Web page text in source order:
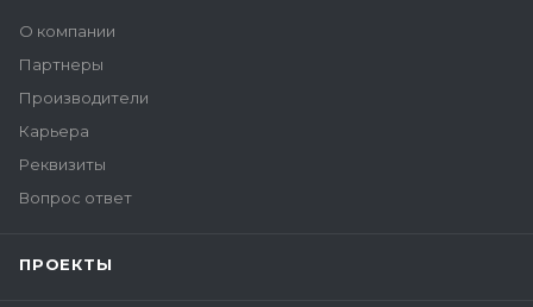
О компании
Партнеры
Производители
Карьера
Реквизиты
Вопрос ответ
ПРОЕКТЫ